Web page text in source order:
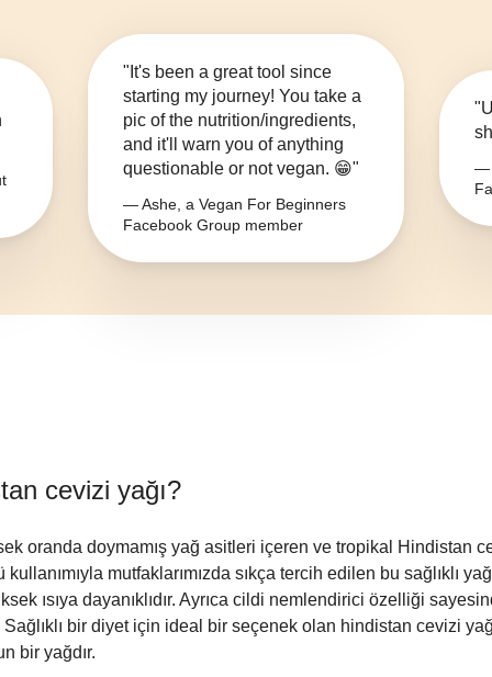
"It's been a great tool since
starting my journey! You take a
pic of the nutrition/ingredients,
and it'll warn you of anything
questionable or not vegan. 😁"
— Ashe, a Vegan For Beginners
Facebook Group member
—
cevizi yağı?
oranda doymamış yağ asitleri içeren ve tropikal Hindistan
mutfaklarımızda sıkça tercih edilen bu sağlıklı
ısıya dayanıklıdır. Ayrıca cildi nemlendirici özelliği
Sağlıklı bir diyet için ideal bir seçenek olan hindistan cevizi
bir yağdır.